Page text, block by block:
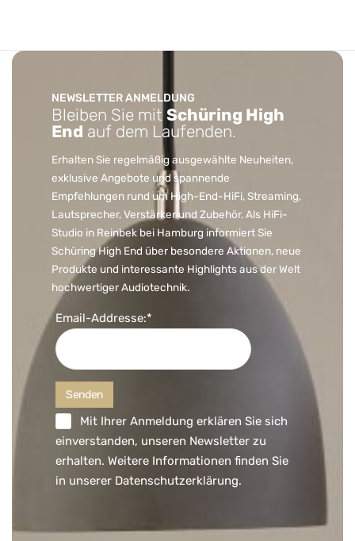
NEWSLETTER ANMELDUNG
Bleiben Sie mit Schüring High
End auf dem Laufenden.
Erhalten Sie regelmäßig ausgewählte Neuheiten,
exklusive Angebote und spannende
Empfehlungen rund um High-End-HiFi, Streaming,
Lautsprecher, Verstärker und Zubehör. Als HiFi-
Studio in Reinbek bei Hamburg informiert Sie
Schüring High End über besondere Aktionen, neue
Produkte und interessante Highlights aus der Welt
hochwertiger Audiotechnik.
Email-Addresse:*
Mit Ihrer Anmeldung erklären Sie sich
einverstanden, unseren Newsletter zu
erhalten. Weitere Informationen finden Sie
in unserer Datenschutzerklärung.